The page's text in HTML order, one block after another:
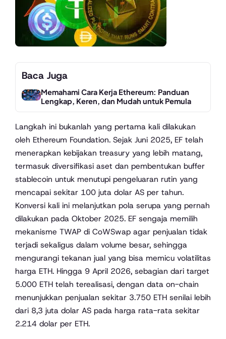
Baca Juga
Memahami Cara Kerja Ethereum: Panduan
Lengkap, Keren, dan Mudah untuk Pemula
Langkah ini bukanlah yang pertama kali dilakukan
oleh Ethereum Foundation. Sejak Juni 2025, EF telah
menerapkan kebijakan treasury yang lebih matang,
termasuk diversifikasi aset dan pembentukan buffer
stablecoin untuk menutupi pengeluaran rutin yang
mencapai sekitar 100 juta dolar AS per tahun.
Konversi kali ini melanjutkan pola serupa yang pernah
dilakukan pada Oktober 2025. EF sengaja memilih
mekanisme TWAP di CoWSwap agar penjualan tidak
terjadi sekaligus dalam volume besar, sehingga
mengurangi tekanan jual yang bisa memicu volatilitas
harga ETH. Hingga 9 April 2026, sebagian dari target
5.000 ETH telah terealisasi, dengan data on-chain
menunjukkan penjualan sekitar 3.750 ETH senilai lebih
dari 8,3 juta dolar AS pada harga rata-rata sekitar
2.214 dolar per ETH.